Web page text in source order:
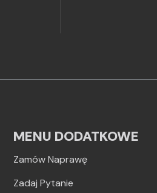
MENU DODATKOWE
Zamów Naprawę
Zadaj Pytanie